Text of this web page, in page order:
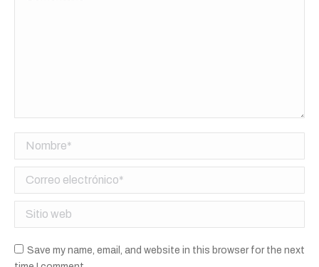
Nombre *
Correo electrónico *
Sitio web
Save my name, email, and website in this browser for the next